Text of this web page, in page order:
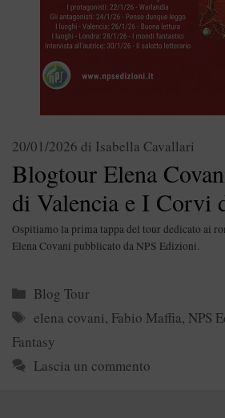
Blogtour Elena
di Valencia e I Corvi
20/01/2026 di Isabella Cavallari
Ospitiamo la prima tappa del tour dedicato ai
Elena Covani pubblicato da NPS Edizioni.
Categorie
Blog Tour
Tag
elena covani, Fabio Maffia, NPS
Fantasy
Lascia un commento